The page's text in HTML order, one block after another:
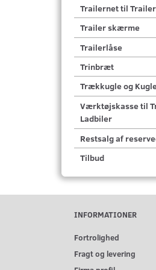
Trailernet til Trailer
Trailer skærme
Trailerlåse
Trinbræt
Trækkugle og
Værktøjskasse til
Ladbiler
Restsalg af
Tilbud
INFORMATIONER
Fortrolighed
Fragt og levering